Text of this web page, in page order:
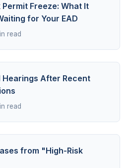
Freeze: What It
for Your EAD
read
Hearings After Recent
read
from "High-Risk